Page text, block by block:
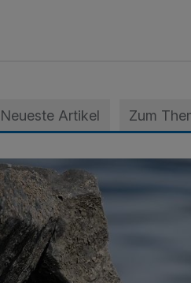
Neueste Artikel Zum
sich als Nebelgranate